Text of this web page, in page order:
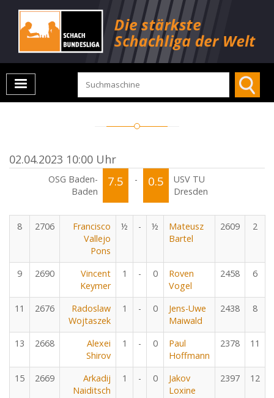
02.04.2023 10:00 Uhr
OSG Baden-
Baden
7.5 - 0.5
USV TU
Dresden
8 2706
Francisco
Vallejo
Pons
½ - ½
Mateusz
Bartel
2609 2
9 2690
Vincent
Keymer
1 - 0
Roven
Vogel
2458 6
11 2676
Radoslaw
Wojtaszek
1 - 0
Jens-Uwe
Maiwald
2438 8
13 2668
Alexei
Shirov
1 - 0
Paul
Hoffmann
2378 11
15 2669
Arkadij
Naiditsch
1 - 0
Jakov
Loxine
2397 12